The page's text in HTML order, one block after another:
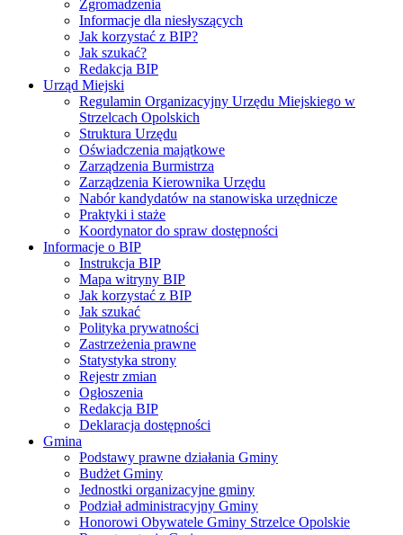
Zgromadzenia
Informacje dla niesłyszących
Jak korzystać z BIP?
Jak szukać?
Redakcja BIP
Urząd Miejski
Regulamin Organizacyjny Urzędu Miejskiego w
Strzelcach Opolskich
Struktura Urzędu
Oświadczenia majątkowe
Zarządzenia Burmistrza
Zarządzenia Kierownika Urzędu
Nabór kandydatów na stanowiska urzędnicze
Praktyki i staże
Koordynator do spraw dostępności
Informacje o BIP
Instrukcja BIP
Mapa witryny BIP
Jak korzystać z BIP
Jak szukać
Polityka prywatności
Zastrzeżenia prawne
Statystyka strony
Rejestr zmian
Ogłoszenia
Redakcja BIP
Deklaracja dostępności
Gmina
Podstawy prawne działania Gminy
Budżet Gminy
Jednostki organizacyjne gminy
Podział administracyjny Gminy
Honorowi Obywatele Gminy Strzelce Opolskie